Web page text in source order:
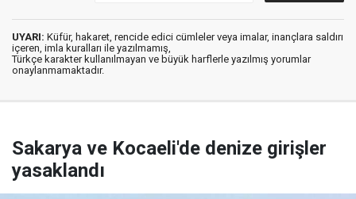
UYARI: Küfür, hakaret, rencide edici cümleler veya imalar, inançlara saldırı
içeren, imla kuralları ile yazılmamış,
Türkçe karakter kullanılmayan ve büyük harflerle yazılmış yorumlar
onaylanmamaktadır.
Sakarya ve Kocaeli'de denize girişler
yasaklandı